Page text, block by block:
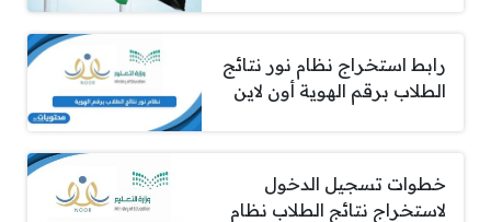
رابط استخراج نظام نور نتائج
الطلاب برقم الهوية أون لاين
خطوات تسجيل الدخول
لاستخراج نتائج الطلاب نظام